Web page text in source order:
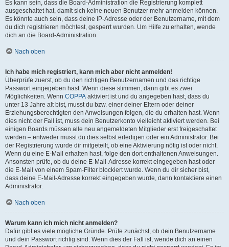
Es kann sein, dass die Board-Administration die Registrierung komplett
ausgeschaltet hat, damit sich keine neuen Benutzer mehr anmelden können.
Es könnte auch sein, dass deine IP-Adresse oder der Benutzername, mit dem
du dich registrieren möchtest, gesperrt wurden. Um Hilfe zu erhalten, wende
dich an die Board-Administration.
Nach oben
Ich habe mich registriert, kann mich aber nicht anmelden!
Überprüfe zuerst, ob du den richtigen Benutzernamen und das richtige
Passwort eingegeben hast. Wenn diese stimmen, dann gibt es zwei
Möglichkeiten. Wenn COPPA aktiviert ist und du angegeben hast, dass du
unter 13 Jahre alt bist, musst du bzw. einer deiner Eltern oder deiner
Erziehungsberechtigten den Anweisungen folgen, die du erhalten hast. Wenn
dies nicht der Fall ist, muss dein Benutzerkonto vielleicht aktiviert werden. Bei
einigen Boards müssen alle neu angemeldeten Mitglieder erst freigeschaltet
werden – entweder musst du dies selbst erledigen oder ein Administrator. Bei
der Registrierung wurde dir mitgeteilt, ob eine Aktivierung nötig ist oder nicht.
Wenn du eine E-Mail erhalten hast, folge den dort enthaltenen Anweisungen.
Ansonsten prüfe, ob du deine E-Mail-Adresse korrekt eingegeben hast oder
die E-Mail von einem Spam-Filter blockiert wurde. Wenn du dir sicher bist,
dass deine E-Mail-Adresse korrekt eingegeben wurde, dann kontaktiere einen
Administrator.
Nach oben
Warum kann ich mich nicht anmelden?
Dafür gibt es viele mögliche Gründe. Prüfe zunächst, ob dein Benutzername
und dein Passwort richtig sind. Wenn dies der Fall ist, wende dich an einen